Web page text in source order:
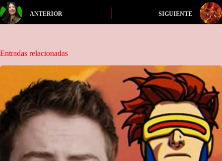
ANTERIOR SIGUIENTE
Entradas relacionadas